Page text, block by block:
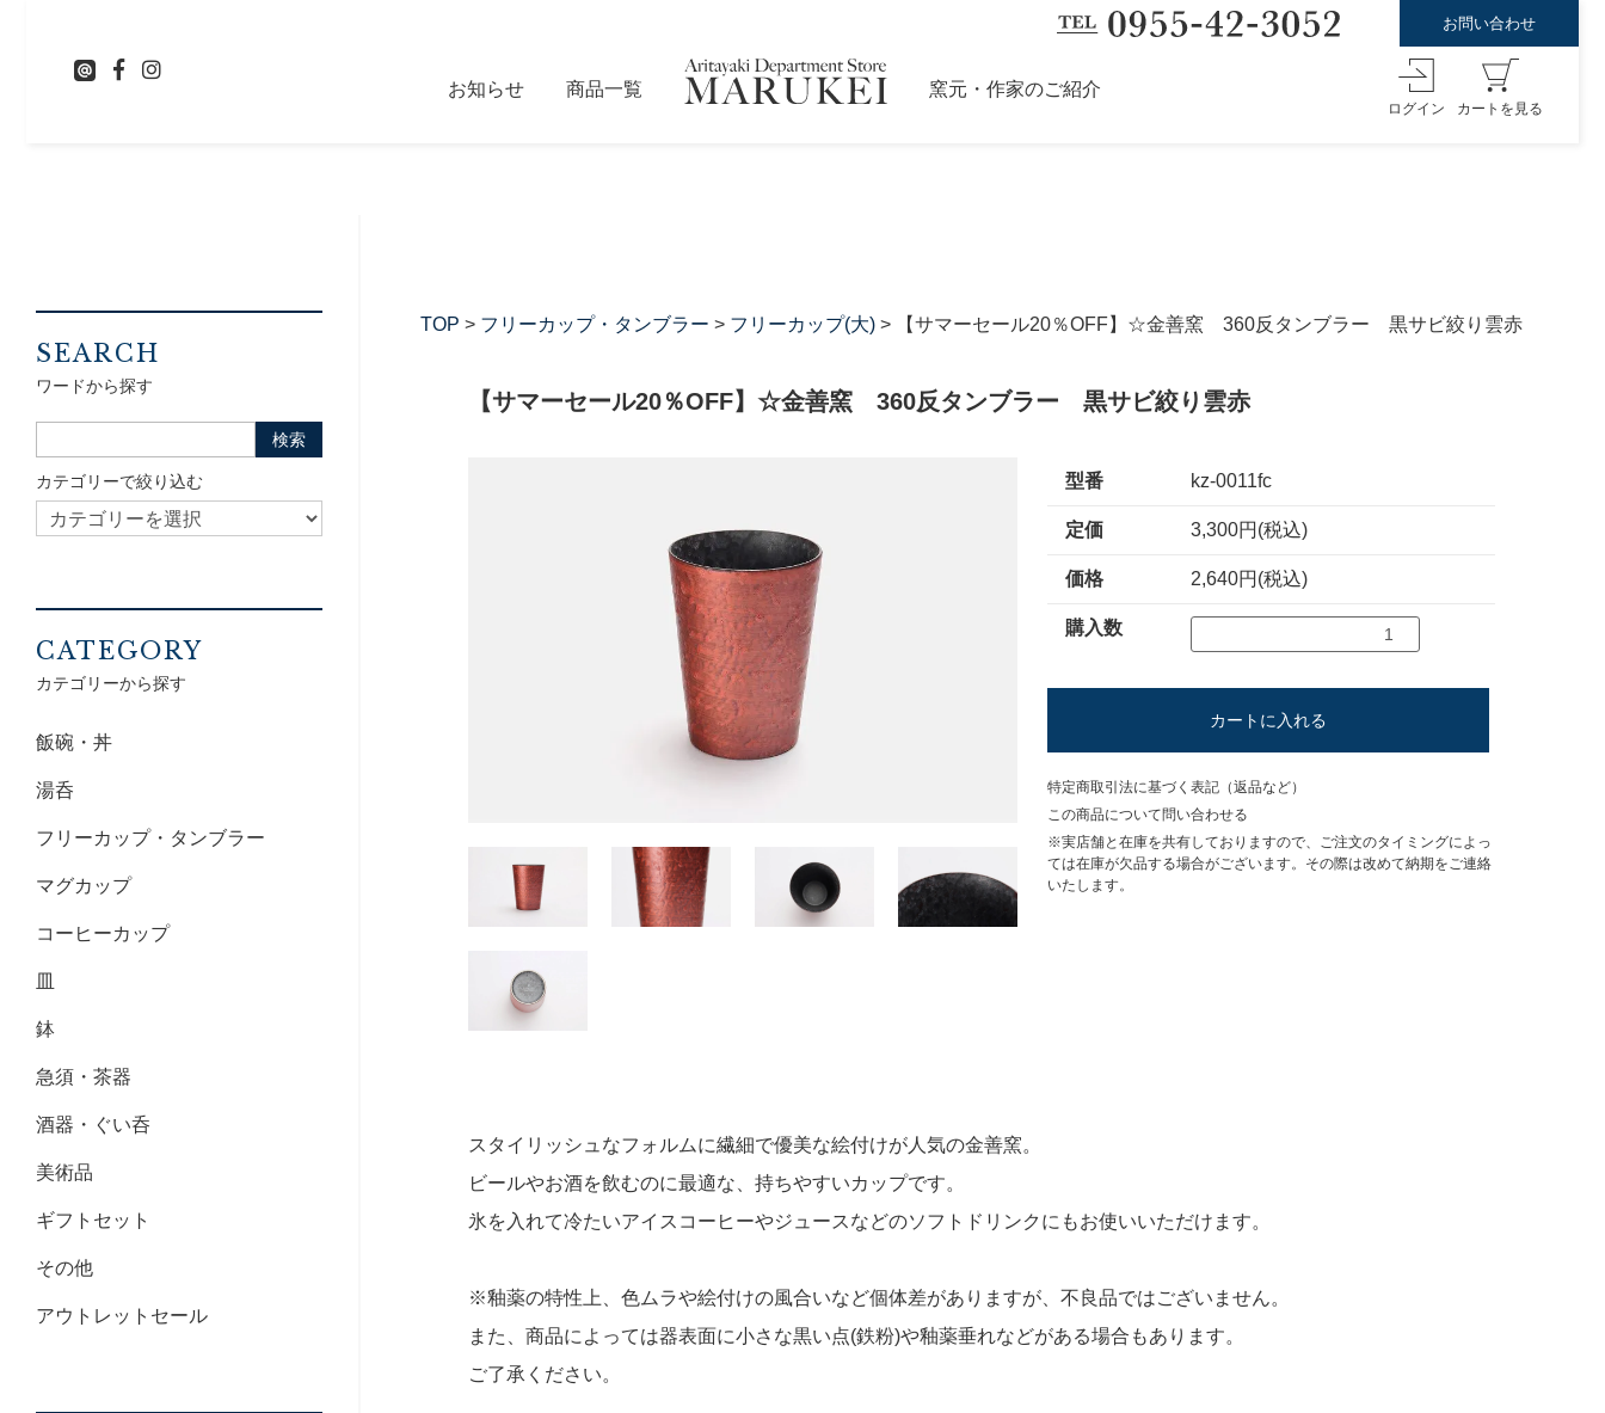
お問い合わせ
お知らせ 商品一覧 窯元・作家のご紹介
ログイン カートを見る
TOP > フリーカップ・タンブラー > フリーカップ(大) > 【サマーセール20％OFF】☆金善窯 360反タンブラー 黒サビ絞り雲赤
【サマーセール20％OFF】☆金善窯 360反タンブラー 黒サビ絞り雲赤
型番 kz-0011fc
定価 3,300円(税込)
価格 2,640円(税込)
購入数
カートに入れる
特定商取引法に基づく表記（返品など）
この商品について問い合わせる
※実店舗と在庫を共有しておりますので、ご注文のタイミングによっ
ては在庫が欠品する場合がございます。その際は改めて納期をご連絡
いたします。
スタイリッシュなフォルムに繊細で優美な絵付けが人気の金善窯。
ビールやお酒を飲むのに最適な、持ちやすいカップです。
氷を入れて冷たいアイスコーヒーやジュースなどのソフトドリンクにもお使いいただけます。
※釉薬の特性上、色ムラや絵付けの風合いなど個体差がありますが、不良品ではございません。
また、商品によっては器表面に小さな黒い点(鉄粉)や釉薬垂れなどがある場合もあります。
ご了承ください。
SEARCH
ワードから探す
カテゴリーで絞り込む
CATEGORY
カテゴリーから探す
飯碗・丼
湯呑
フリーカップ・タンブラー
マグカップ
コーヒーカップ
皿
鉢
急須・茶器
酒器・ぐい呑
美術品
ギフトセット
その他
アウトレットセール